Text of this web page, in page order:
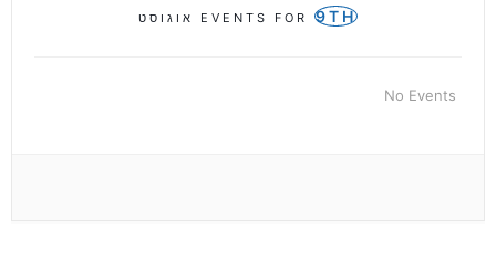
EVENTS FOR 9TH אוגוסט
No Events